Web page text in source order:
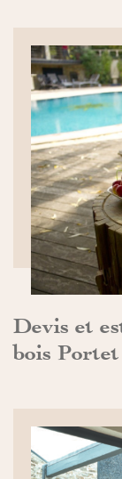
Devis et
bois Portet